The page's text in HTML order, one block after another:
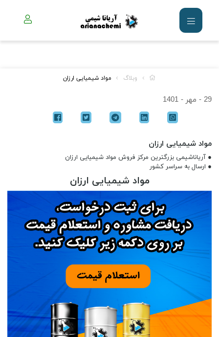
وبلاگ مواد شیمیایی ارزان
29 - مهر - 1401
مواد شیمیایی ارزان
● آریاناشیمی بزرگترین مرکز فروش مواد شیمیایی ارزان
● ارسال به سراسر کشور
مواد شیمیایی ارزان